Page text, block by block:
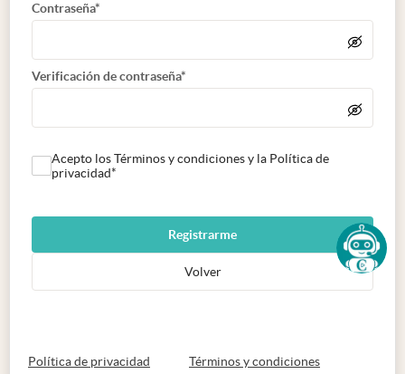
Contraseña*
Verificación de contraseña*
Acepto los Términos y condiciones y la Política de
privacidad*
Registrarme
Volver
Política de privacidad abre en nueva pestaña
Términos y condicionesabre en nueva